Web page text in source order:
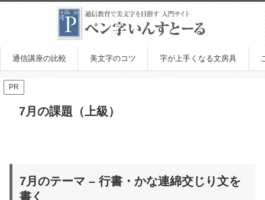
通信講座の比較 美文字のコツ 字が上手くなる文房具
PR
7月の課題（上級）
7月のテーマ – 行書・かな連綿交じり文を
書く